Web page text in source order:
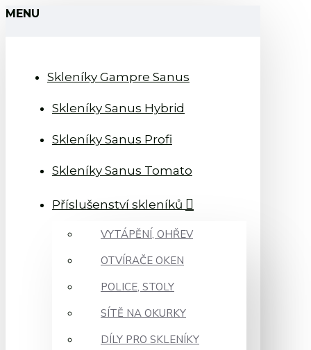
MENU
Skleníky Gampre Sanus
Skleníky Sanus Hybrid
Skleníky Sanus Profi
Skleníky Sanus Tomato
Příslušenství skleníků
VYTÁPĚNÍ, OHŘEV
OTVÍRAČE OKEN
POLICE, STOLY
SÍTĚ NA OKURKY
DÍLY PRO SKLENÍKY